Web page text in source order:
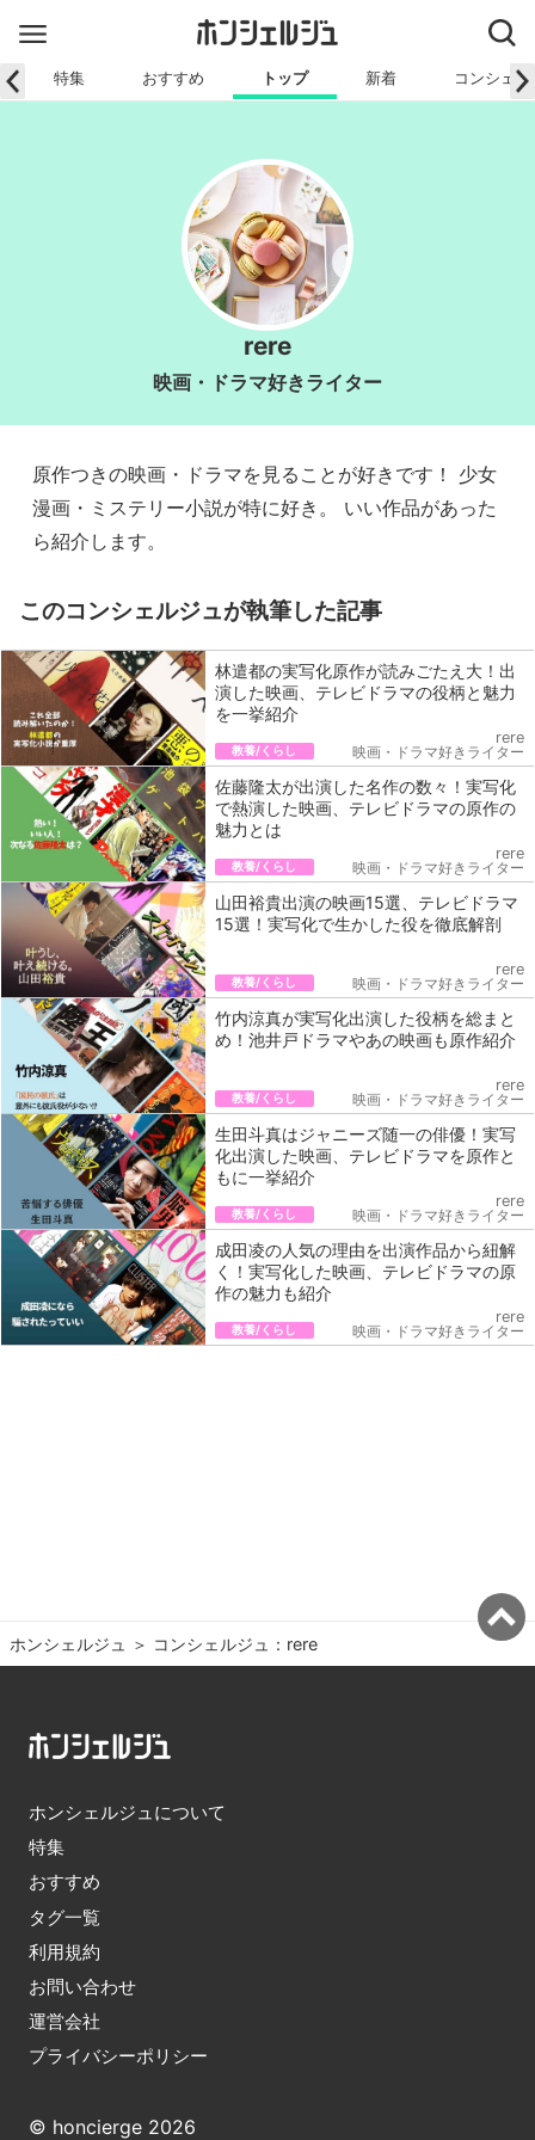
特集 おすすめ トップ 新着 コンシェ
rere
映画・ドラマ好きライター
原作つきの映画・ドラマを見ることが好きです！ 少女
漫画・ミステリー小説が特に好き。 いい作品があった
ら紹介します。
このコンシェルジュが執筆した記事
林遣都の実写化原作が読みごたえ大！出
演した映画、テレビドラマの役柄と魅力
を一挙紹介
教養/くらし
rere
映画・ドラマ好きライター
佐藤隆太が出演した名作の数々！実写化
で熱演した映画、テレビドラマの原作の
魅力とは
教養/くらし
rere
映画・ドラマ好きライター
山田裕貴出演の映画15選、テレビドラマ
15選！実写化で生かした役を徹底解剖
教養/くらし
rere
映画・ドラマ好きライター
竹内涼真が実写化出演した役柄を総まと
め！池井戸ドラマやあの映画も原作紹介
教養/くらし
rere
映画・ドラマ好きライター
生田斗真はジャニーズ随一の俳優！実写
化出演した映画、テレビドラマを原作と
もに一挙紹介
教養/くらし
rere
映画・ドラマ好きライター
成田凌の人気の理由を出演作品から紐解
く！実写化した映画、テレビドラマの原
作の魅力も紹介
教養/くらし
rere
映画・ドラマ好きライター
ホンシェルジュ ＞ コンシェルジュ：rere
ホンシェルジュについて
特集
おすすめ
タグ一覧
利用規約
お問い合わせ
運営会社
プライバシーポリシー
© honcierge 2026